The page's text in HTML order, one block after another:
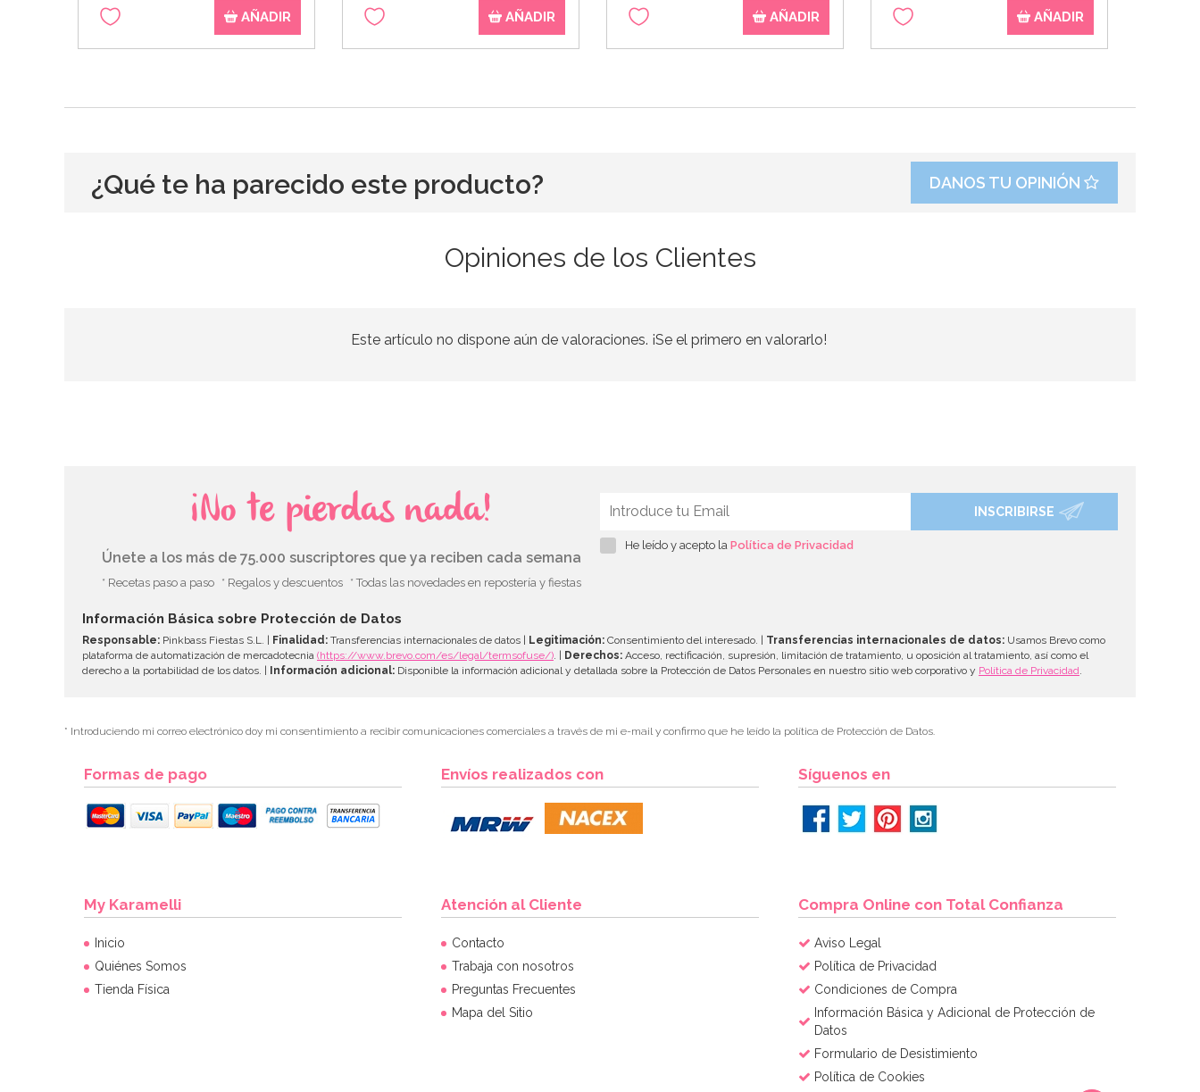
AÑADIR AÑADIR AÑADIR AÑADIR
¿Qué te ha parecido este producto? DANOS TU OPINIÓN
Opiniones de los Clientes
Este artículo no dispone aún de valoraciones. ¡Se el primero en valorarlo!
¡No te pierdas nada!
Únete a los más de 75.000 suscriptores que ya reciben cada semana
* Recetas paso a paso * Regalos y descuentos * Todas las novedades en repostería y fiestas
INSCRIBIRSE
He leído y acepto la Política de Privacidad
Información Básica sobre Protección de Datos
Responsable: Pinkbass Fiestas S.L. | Finalidad: Transferencias internacionales de datos | Legitimación: Consentimiento del interesado. | Transferencias internacionales de datos: Usamos Brevo como
plataforma de automatización de mercadotecnia (https://www.brevo.com/es/legal/termsofuse/) . | Derechos: Acceso, rectificación, supresión, limitación de tratamiento, u oposición al tratamiento, así como el
derecho a la portabilidad de los datos. | Información adicional: Disponible la información adicional y detallada sobre la Protección de Datos Personales en nuestro sitio web corporativo y Política de Privacidad
* Introduciendo mi correo electrónico doy mi consentimiento a recibir comunicaciones comerciales a través de mi e-mail y confirmo que he leído la política de Protección de Datos.
Formas de pago Envíos realizados con Síguenos en
My Karamelli
Inicio
Quiénes Somos
Tienda Física
Atención al Cliente
Contacto
Trabaja con nosotros
Preguntas Frecuentes
Mapa del Sitio
Compra Online con Total Confianza
Aviso Legal
Política de Privacidad
Condiciones de Compra
Información Básica y Adicional de Protección de
Datos
Formulario de Desistimiento
Política de Cookies